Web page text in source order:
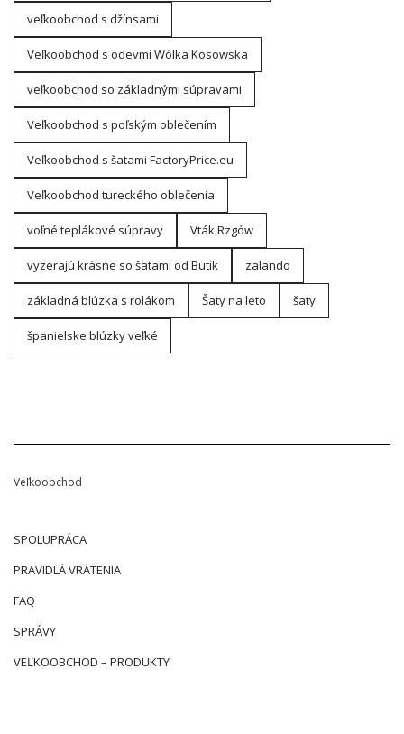
veľkoobchod s džínsami
Veľkoobchod s odevmi Wólka Kosowska
veľkoobchod so základnými súpravami
Veľkoobchod s poľským oblečením
Veľkoobchod s šatami FactoryPrice.eu
Veľkoobchod tureckého oblečenia
voľné teplákové súpravy Vták Rzgów
vyzerajú krásne so šatami od Butik zalando
základná blúzka s rolákom Šaty na leto šaty
španielske blúzky veľké
Veľkoobchod
SPOLUPRÁCA
PRAVIDLÁ VRÁTENIA
FAQ
SPRÁVY
VEĽKOOBCHOD – PRODUKTY